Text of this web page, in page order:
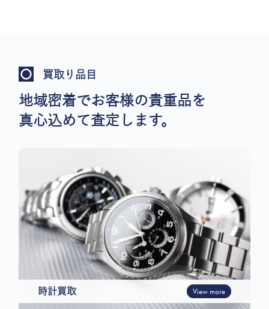
買取り品目
地域密着でお客様の貴重品を
真心込めて査定します。
時計買取 View more